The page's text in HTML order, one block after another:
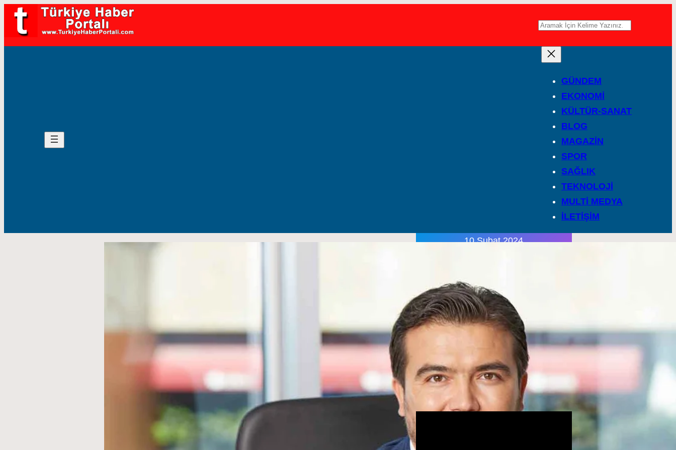
A
GÜNDEM
EKONOMİ
KÜLTÜR-SANAT
BLOG
MAGAZİN
SPOR
SAĞLIK
TEKNOLOJİ
MULTİ MEDYA
İLETİŞİM
10 Şubat 2024